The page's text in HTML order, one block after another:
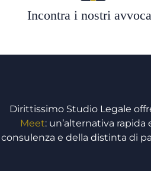
Incontra i nostri
Dirittissimo Studio Legale
Meet: un’alternativa
consulenza e della distinta di